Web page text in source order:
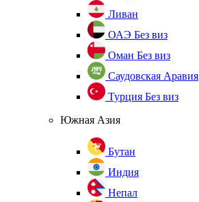
Ливан
ОАЭ Без виз
Оман Без виз
Саудовская Аравия
Турция Без виз
Южная Азия
Бутан
Индия
Непал